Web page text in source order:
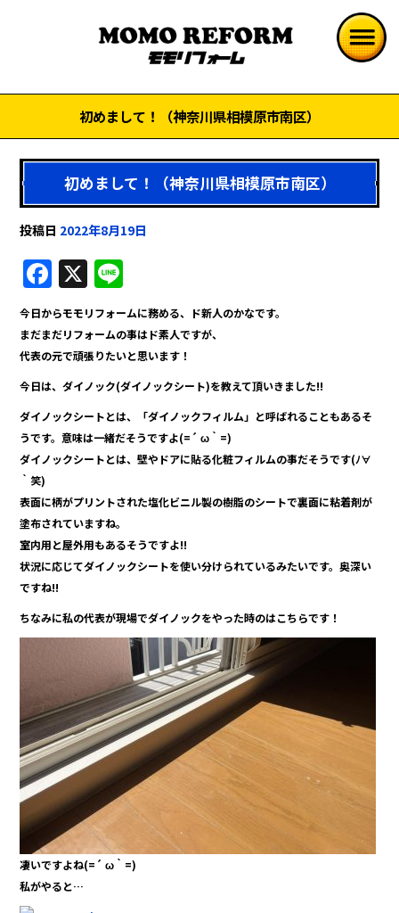
初めまして！（神奈川県相模原市南区）
初めまして！（神奈川県相模原市南区）
投稿日 2022年8月19日
F
a
c
e
b
o
o
k
X
n
e
今日からモモリフォームに務める、ド新人のかなです。
まだまだリフォームの事はド素人ですが、
代表の元で頑張りたいと思います！
今日は、ダイノック(ダイノックシート)を教えて頂いきました!!
ダイノックシートとは、「ダイノックフィルム」と呼ばれることもあるそ
うです。意味は一緒だそうですよ(=´ ω｀=)
ダイノックシートとは、壁やドアに貼る化粧フィルムの事だそうです(ﾉ∀
｀笑)
表面に柄がプリントされた塩化ビニル製の樹脂のシートで裏面に粘着剤が
塗布されていますね。
室内用と屋外用もあるそうですよ!!
状況に応じてダイノックシートを使い分けられているみたいです。奥深い
ですね!!
ちなみに私の代表が現場でダイノックをやった時のはこちらです！
凄いですよね(=´ ω｀=)
私がやると…